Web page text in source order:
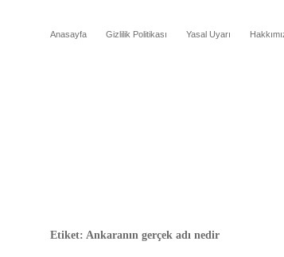
Anasayfa Gizlilik Politikası Yasal Uyarı
Etiket: Ankaranın gerçek adı nedir